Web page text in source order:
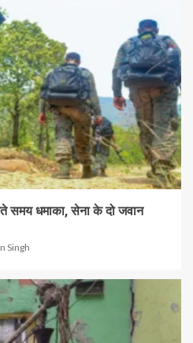
समय धमाका, सेना के दो जवान
Singh